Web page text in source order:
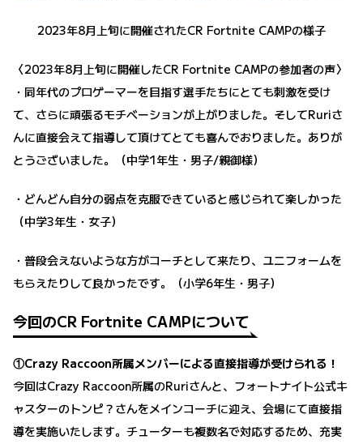
2023年8月上旬に開催されたCR Fortnite CAMPの様子
〈2023年8月上旬に開催したCR Fortnite CAMPの参加者の声〉
・同年代のプロゲーマーを目指す選手たちにとても刺激を受け
て、さらに頑張るモチベーションが上がりました。そしてRuriさ
んに直接会えて指導して頂けてとても喜んでおりました。ありが
とうございました。（中学1年生・男子/親御様）
・どんどん自分の弱点を克服できていると感じられて楽しかった
（中学3年生・女子）
・普段会えないような方がコーチとして来たり、ユニフォームを
もらえたりして良かったです。（小学6年生・男子）
今回のCR Fortnite CAMPについて
①Crazy Raccoon所属メンバーによる直接指導が受けられる！
今回はCrazy Raccoon所属のRuriさんと、フォートナイト公式キ
ャスターのトンピ？さんをメインコーチに迎え、会場にて直接指
導を実施いたします。チューターも複数名で対応するため、充実